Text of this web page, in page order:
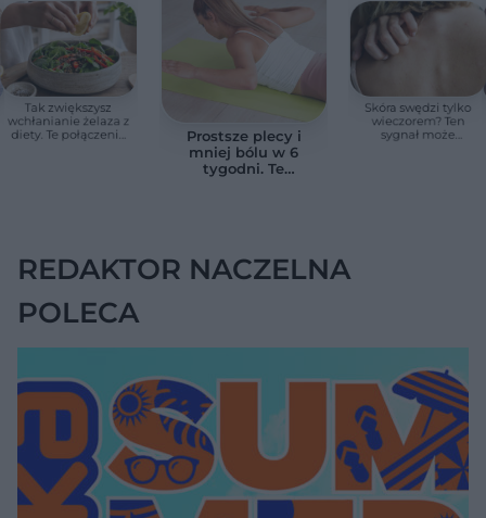
Tak zwiększysz
wchłanianie żelaza z
diety. Te połączenia
Prostsze plecy i
mniej bólu w 6
tygodni. Te
Skóra swędzi tylko
wieczorem? Ten
sygnał może
REDAKTOR NACZELNA
POLECA